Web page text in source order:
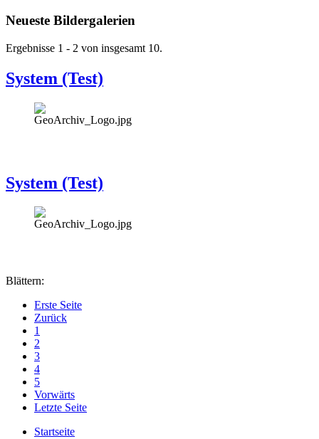
Neueste Bildergalerien
Ergebnisse 1 - 2 von insgesamt 10.
System (Test)
System (Test)
Blättern:
Erste Seite
Zurück
1
2
3
4
5
Vorwärts
Letzte Seite
Startseite